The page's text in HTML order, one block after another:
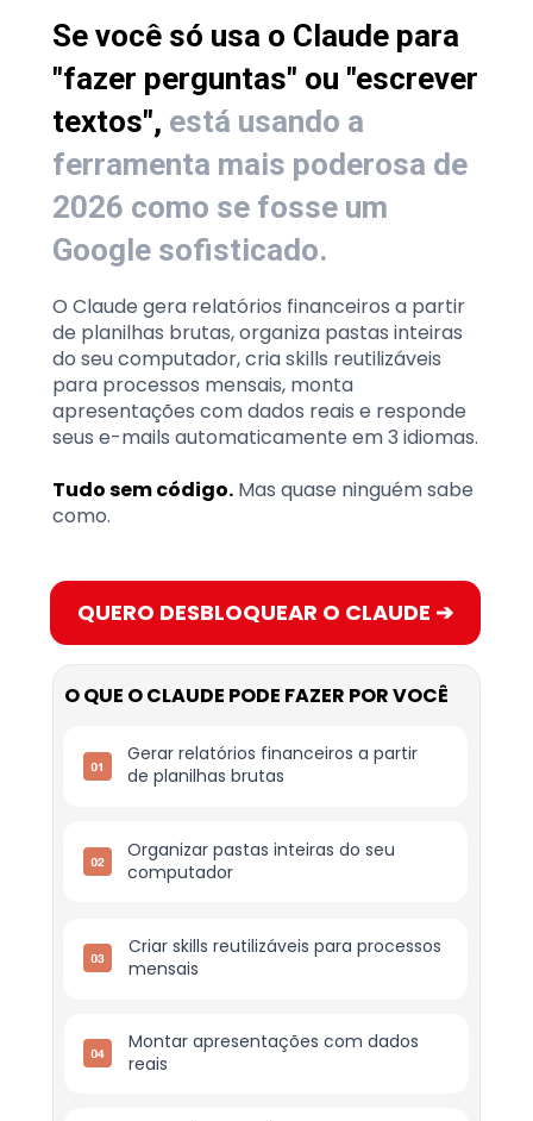
Se você só usa o Claude para
"fazer perguntas" ou "escrever
textos", está usando a
ferramenta mais poderosa de
2026 como se fosse um
Google sofisticado.
O QUE O CLAUDE PODE FAZER POR VOCÊ
Gerar relatórios financeiros a partir
de planilhas brutas
Organizar pastas inteiras do seu
computador
Criar skills reutilizáveis para processos
mensais
Montar apresentações com dados
reais
O Claude gera relatórios financeiros a partir
de planilhas brutas, organiza pastas inteiras
do seu computador, cria skills reutilizáveis
para processos mensais, monta
apresentações com dados reais e responde
seus e-mails automaticamente em 3 idiomas.
Tudo sem código. Mas quase ninguém sabe
como.
QUERO DESBLOQUEAR O CLAUDE ➔